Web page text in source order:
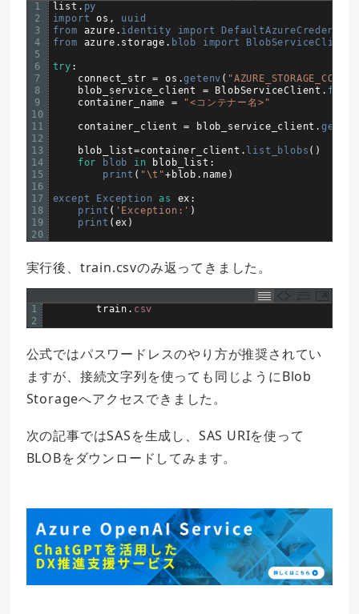
1
2
3
4
5
6
7
8
9
10
11
12
13
14
15
16
17
18
19
20
list . py
import os ,
uuid
from azure . identity import
DefaultAzureCredential
from azure . storage . blob import BlobServiceClient
try :
connect_str
= os .getenv (
blob_service_client
= BlobServiceClient .
container_name
= "<コンテナー名>"
container_client = blob_service_client .
blob_list=container_client . list_blobs ( )
for
blob in blob_list :
print ( "\t"+ blob . name )
except Exception as ex :
print ( 'Exception:' )
print ( ex )
実行後、train.csvのみ返ってきました。
1
2
train . csv
公式ではパスワードレスのやり方が推奨されてい
ますが、接続文字列を使っても同じようにBlob
Storageへアクセスできました。
次の記事ではSASを生成し、SAS URIを使って
BLOBをダウンロードしてみます。